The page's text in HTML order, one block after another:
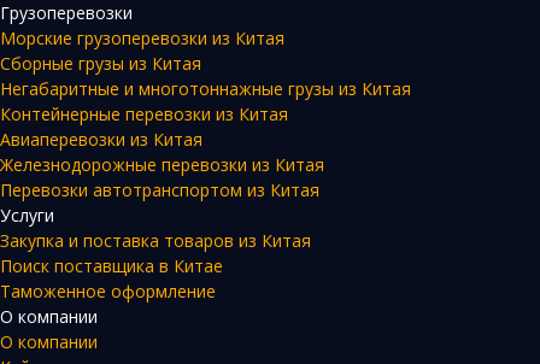
Грузоперевозки
Морские грузоперевозки из Китая
Сборные грузы из Китая
Негабаритные и многотоннажные грузы из Китая
Контейнерные перевозки из Китая
Авиаперевозки из Китая
Железнодорожные перевозки из Китая
Перевозки автотранспортом из Китая
Услуги
Закупка и поставка товаров из Китая
Поиск поставщика в Китае
Таможенное оформление
О компании
О компании